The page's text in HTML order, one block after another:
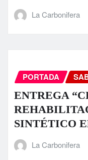
La Carbonifera
PORTADA
ENTREGA
SINTÉTICO
La Carbonifera